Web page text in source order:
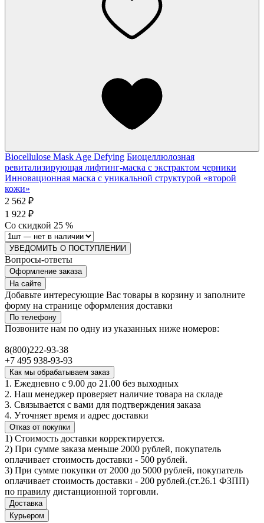
Biocellulose Mask Age Defying Биоцеллюлозная
ревитализирующая лифтинг-маска с экстрактом черники
Инновационная маска с уникальной структурой «второй
кожи»
2 562 ₽
1 922 ₽
Со скидкой 25 %
УВЕДОМИТЬ О ПОСТУПЛЕНИИ
Вопросы-ответы
Оформление заказа
На сайте
Добавьте интересующие Вас товары в корзину и заполните
форму на странице оформления доставки
По телефону
Позвоните нам по одну из указанных ниже номеров:
8(800)222-93-38
+7 495 938-93-93
Как мы обрабатываем заказ
1. Ежедневно с 9.00 до 21.00 без выходных
2. Наш менеджер проверяет наличие товара на складе
3. Связывается с вами для подтверждения заказа
4. Уточняет время и адрес доставки
Отказ от покупки
1) Стоимость доставки корректируется.
2) При сумме заказа меньше 2000 рублей, покупатель
оплачивает стоимость доставки - 500 рублей.
3) При сумме покупки от 2000 до 5000 рублей, покупатель
оплачивает стоимость доставки - 200 рублей.(ст.26.1 ФЗПП)
по правилу дистанционной торговли.
Доставка
Курьером